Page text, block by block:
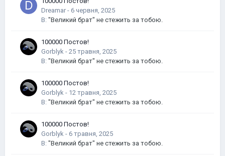
Dreamar -
В: "Великий брат" не стежить за тобою.
100000 Постов!
Gorblyk -
В: "Великий брат" не стежить за тобою.
100000 Постов!
Gorblyk -
В: "Великий брат" не стежить за тобою.
100000 Постов!
Gorblyk -
В: "Великий брат" не стежить за тобою.